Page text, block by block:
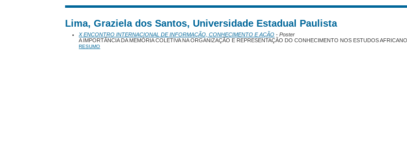
Lima, Graziela dos Santos, Universidade Estadual Paulista
X ENCONTRO INTERNACIONAL DE INFORMAÇÃO, CONHECIMENTO E AÇÃO - Poster
A IMPORTÂNCIA DA MEMÓRIA COLETIVA NA ORGANIZAÇÃO E REPRESENTAÇÃO DO CONHECIMENTO NOS ESTUDOS
RESUMO